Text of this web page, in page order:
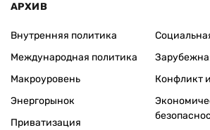
АРХИВ
Внутренняя политика
Международная политика
Макроуровень
Энергорынок
Приватизация
Конфликт